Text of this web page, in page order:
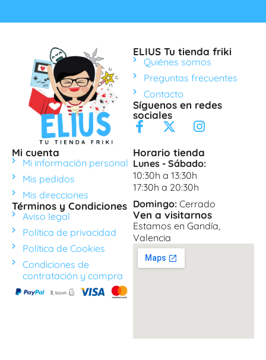
ELIUS Tu tienda friki
Quiénes somos
Preguntas frecuentes
Contacto
Síguenos en redes
sociales
Mi cuenta
Mi información personal
Mis pedidos
Mis direcciones
Términos y Condiciones
Aviso legal
Política de privacidad
Política de Cookies
Condiciones de
contratación y compra
Horario tienda
Lunes - Sábado:
10:30h a 13:30h
17:30h a 20:30h
Domingo: Cerrado
Ven a visitarnos
Estamos en Gandía,
Valencia